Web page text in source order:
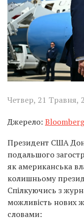
Четвер, 21 Травня,
Джерело: Bloomberg
Президент США
подальшого
як американська
колишньому
Спілкуючись з
можливість нових
словами: